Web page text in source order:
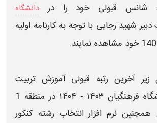
شانس قبولیخود را در دانشگاه
شهید رجایی با توجه به کارنامه اولیه
خود مشاهده نمایند.
زیرآخرین رتبه قبولی آموزش تربیت
فرهنگیان ۱۴۰۳ - ۱۴۰۴
در منطقه 1
نرم افزار انتخاب رشته کنکور